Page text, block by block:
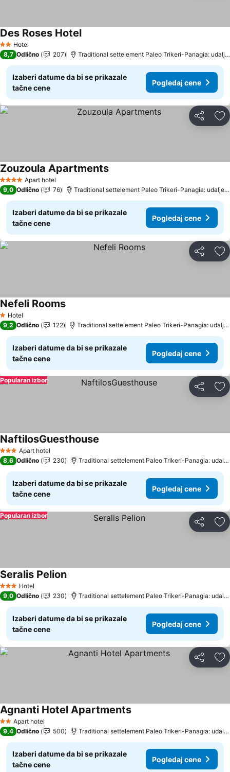
2 Zvezdice
Hotel
Des Roses Hotel
8,7 Odlično 207 Traditional settelement Paleo Trikeri-Panagia: udaljenost 17.2 km
Izaberi datume da bi se prikazale
tačne cene
Pogledaj cene
Deli
4 ZvezdiceApart hotel
Zouzoula Apartments
9,0 Odlično 76 Traditional settelement Paleo Trikeri-Panagia: udaljenost 12.5 km
Izaberi datume da bi se prikazale
tačne cene
Pogledaj cene
Deli
1 Zvezdice
Hotel
Nefeli Rooms
9,2 Odlično 122 Traditional settelement Paleo Trikeri-Panagia: udaljenost 19.8 km
Izaberi datume da bi se prikazale
tačne cene
Pogledaj cene
Deli
Popularan izbor
3 ZvezdiceApart hotel
NaftilosGuesthouse
8,6 Odlično 230 Traditional settelement Paleo Trikeri-Panagia: udaljenost 17.1 km
Izaberi datume da bi se prikazale
tačne cene
Pogledaj cene
Deli
Popularan izbor
3 Zvezdice
Hotel
Seralis Pelion
9,0 Odlično 230 Traditional settelement Paleo Trikeri-Panagia: udaljenost 16.1 km
Izaberi datume da bi se prikazale
tačne cene
Pogledaj cene
Deli
2 Zvezdice
Apart hotel
Agnanti Hotel Apartments
9,4 Odlično 500 Traditional settelement Paleo Trikeri-Panagia: udaljenost 15.1 km
Izaberi datume da bi se prikazale
tačne cene
Pogledaj cene